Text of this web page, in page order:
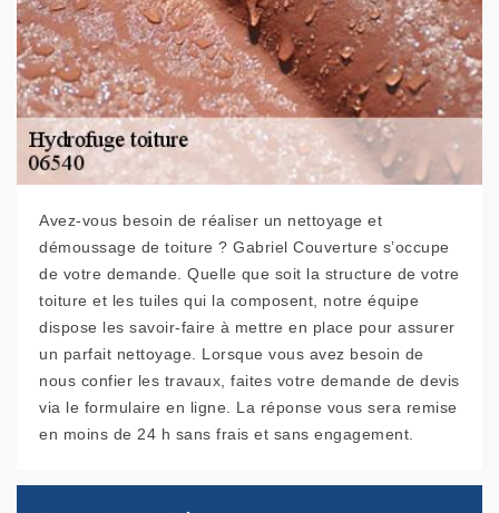
Avez-vous besoin de réaliser un nettoyage et
démoussage de toiture ? Gabriel Couverture s’occupe
de votre demande. Quelle que soit la structure de votre
toiture et les tuiles qui la composent, notre équipe
dispose les savoir-faire à mettre en place pour assurer
un parfait nettoyage. Lorsque vous avez besoin de
nous confier les travaux, faites votre demande de devis
via le formulaire en ligne. La réponse vous sera remise
en moins de 24 h sans frais et sans engagement.